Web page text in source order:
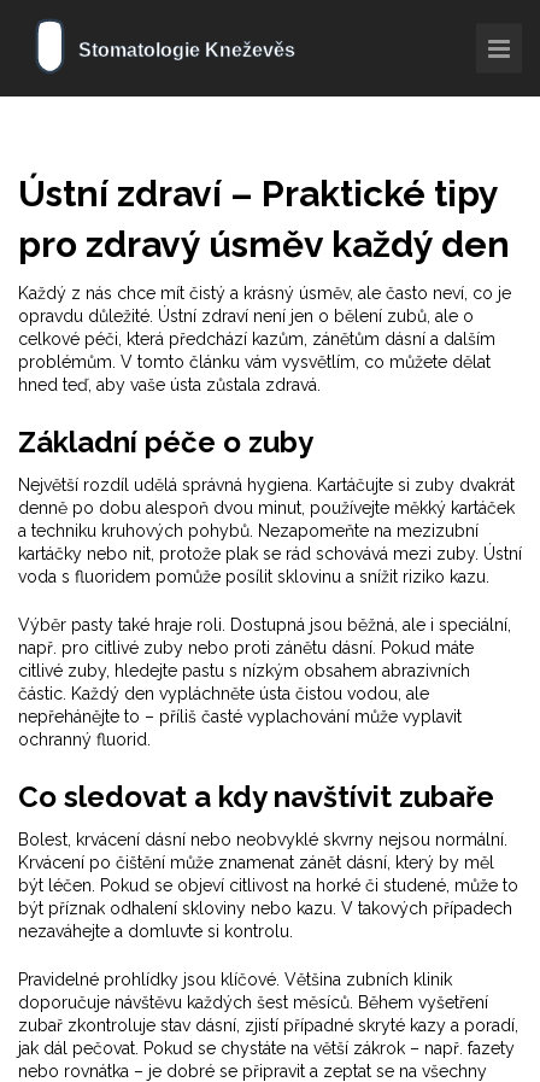
Ústní zdraví – Praktické tipy
pro zdravý úsměv každý den
Každý z nás chce mít čistý a krásný úsměv, ale často neví, co je
opravdu důležité. Ústní zdraví není jen o bělení zubů, ale o
celkové péči, která předchází kazům, zánětům dásní a dalším
problémům. V tomto článku vám vysvětlím, co můžete dělat
hned teď, aby vaše ústa zůstala zdravá.
Základní péče o zuby
Největší rozdíl udělá správná hygiena. Kartáčujte si zuby dvakrát
denně po dobu alespoň dvou minut, používejte měkký kartáček
a techniku kruhových pohybů. Nezapomeňte na mezizubní
kartáčky nebo nit, protože plak se rád schovává mezi zuby. Ústní
voda s fluoridem pomůže posílit sklovinu a snížit riziko kazu.
Výběr pasty také hraje roli. Dostupná jsou běžná, ale i speciální,
např. pro citlivé zuby nebo proti zánětu dásní. Pokud máte
citlivé zuby, hledejte pastu s nízkým obsahem abrazivních
částic. Každý den vypláchněte ústa čistou vodou, ale
nepřehánějte to – příliš časté vyplachování může vyplavit
ochranný fluorid.
Co sledovat a kdy navštívit zubaře
Bolest, krvácení dásní nebo neobvyklé skvrny nejsou normální.
Krvácení po čištění může znamenat zánět dásní, který by měl
být léčen. Pokud se objeví citlivost na horké či studené, může to
být příznak odhalení skloviny nebo kazu. V takových případech
nezaváhejte a domluvte si kontrolu.
Pravidelné prohlídky jsou klíčové. Většina zubních klinik
doporučuje návštěvu každých šest měsíců. Během vyšetření
zubař zkontroluje stav dásní, zjistí případné skryté kazy a poradí,
jak dál pečovat. Pokud se chystáte na větší zákrok – např. fazety
nebo rovnátka – je dobré se připravit a zeptat se na všechny